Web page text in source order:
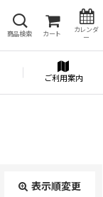
商品検索 カート
カレンダ
ー
ご利用案内
表示順変更